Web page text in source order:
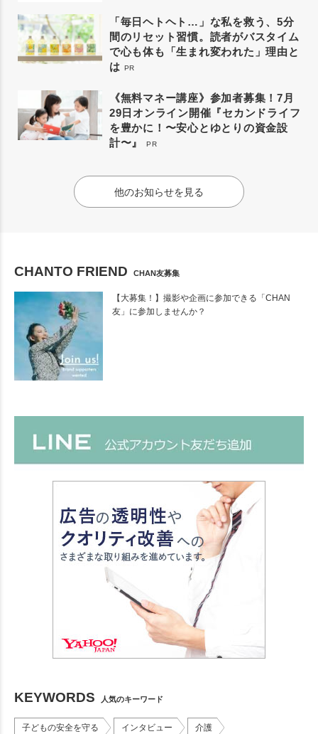
「毎日ヘトヘト…」な私を救う、5分
間のリセット習慣。読者がバスタイム
で心も体も「生まれ変われた」理由と
は PR
《無料マネー講座》参加者募集！7月
29日オンライン開催『セカンドライフ
を豊かに！〜安心とゆとりの資金設
計〜』
PR
他のお知らせを見る
CHANTO FRIEND CHAN友募集
【大募集！】撮影や企画に参加できる「CHAN
友」に参加しませんか？
KEYWORDS 人気のキーワード
子どもの安全を守る インタビュー 介護